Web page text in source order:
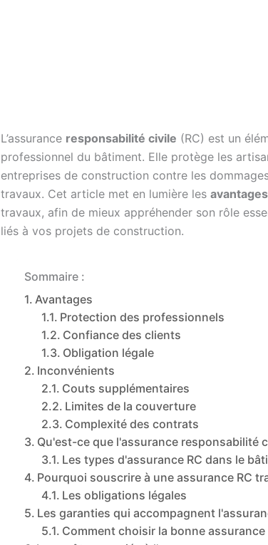
L’assurance responsabilité civile (RC) est un
professionnel du bâtiment. Elle protège les
entreprises de construction contre les
travaux. Cet article met en lumière les avantages
travaux, afin de mieux appréhender son rôle
liés à vos projets de construction.
Sommaire :
Avantages
Protection des professionnels
Confiance des clients
Obligation légale
Inconvénients
Couts supplémentaires
Limites de la couverture
Complexité des contrats
Qu'est-ce que l'assurance responsabilité
Les types d'assurance RC dans le
Pourquoi souscrire à une assurance RC
Les obligations légales
Les garanties qui accompagnent
Comment choisir la bonne assurance